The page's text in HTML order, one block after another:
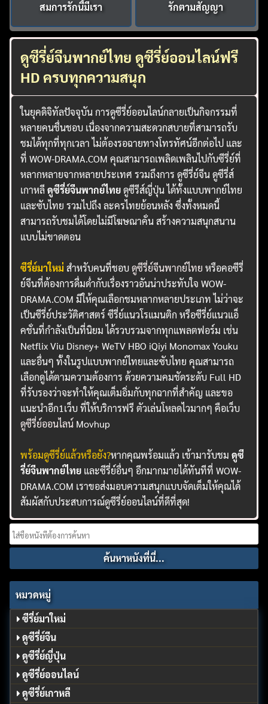
สมการรักนี้มีเรา รักตามสัญญา
ดูซีรี่ย์จีนพากย์ไทย ดูซีรี่ย์ออนไลน์ฟรี
HD ครบทุกความสนุก
ในยุคดิจิทัลปัจจุบัน การดูซีรี่ย์ออนไลน์กลายเป็นกิจกรรมที่
หลายคนชื่นชอบ เนื่องจากความสะดวกสบายที่สามารถรับ
ชมได้ทุกที่ทุกเวลา ไม่ต้องรอฉายทางโทรทัศน์อีกต่อไป และ
ที่ WOW-DRAMA.COM คุณสามารถเพลิดเพลินไปกับซีรี่ย์ที่
หลากหลายจากหลายประเทศ รวมถึงการ ดูซีรี่ย์จีน ดูซีรี่ส์
เกาหลีดูซีรี่ย์จีนพากย์ไทยดูซีรีส์ญี่ปุ่น ได้ทั้งแบบพากย์ไทย
และซับไทย รวมไปถึง ละครไทยย้อนหลัง ซึ่งทั้งหมดนี้
สามารถรับชมได้โดยไม่มีโฆษณาคั่น สร้างความสนุกสนาน
แบบไม่ขาดตอน
ซีรี่ย์มาใหม่ สำหรับคนที่ชอบดูซีรี่ย์จีนพากย์ไทย หรือคอซีรี่
ย์จีนที่ต้องการดื่มด่ำกับเรื่องราวอันน่าประทับใจ WOW-
DRAMA.COM มีให้คุณเลือกชมหลากหลายประเภท ไม่ว่าจะ
เป็นซีรี่ย์ประวัติศาสตร์ ซีรี่ย์แนวโรแมนติก หรือซีรี่ย์แนวแอ็
คชั่นที่กำลังเป็นที่นิยม ได้รวบรวมจากทุกแพลตฟอร์ม เช่น
Netflix Viu Disney+ WeTV HBO iQiyi Monomax Youku
และอื่นๆ ทั้งในรูปแบบพากย์ไทยและซับไทย คุณสามารถ
เลือกดูได้ตามความต้องการ ด้วยความคมชัดระดับ Full HD
ที่รับรองว่าจะทำให้คุณเต็มอิ่มกับทุกฉากที่สำคัญ และขอ
แนะนำอีก1เว็บ ที่ให้บริการฟรี ตัวเล่นโหลดไวมากๆ คือเว็บ
ดูซีรี่ย์ออนไลน์ Movhup
พร้อมดูซีรี่ย์แล้วหรือยัง?หากคุณพร้อมแล้ว เข้ามารับชมดูซี
รี่ย์จีนพากย์ไทย และซีรี่ย์อื่นๆ อีกมากมายได้ทันทีที่ WOW-
DRAMA.COM เราขอส่งมอบความสนุกแบบจัดเต็มให้คุณได้
สัมผัสกับประสบการณ์ดูซีรี่ย์ออนไลน์ที่ดีที่สุด!
Search
for:
หมวดหมู่
ซีรี่ย์มาใหม่
ดูซีรี่ย์จีน
ดูซีรี่ย์ญี่ปุ่น
ดูซีรี่ย์ออนไลน์
ดูซีรี่ย์เกาหลี